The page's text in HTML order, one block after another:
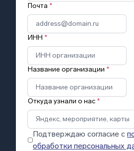
Почта *
ИНН *
Название организации *
Откуда узнали о нас *
Подтверждаю согласие с
обработки персональных